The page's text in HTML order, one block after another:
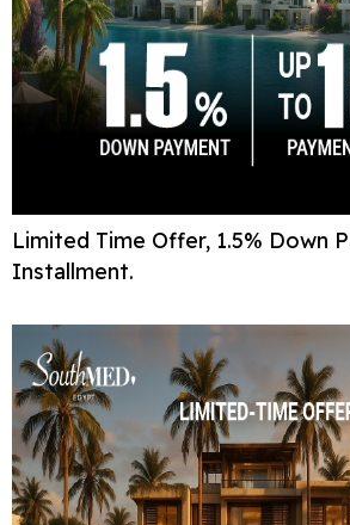
Limited Time Offer, 1.5% Down
Installment.